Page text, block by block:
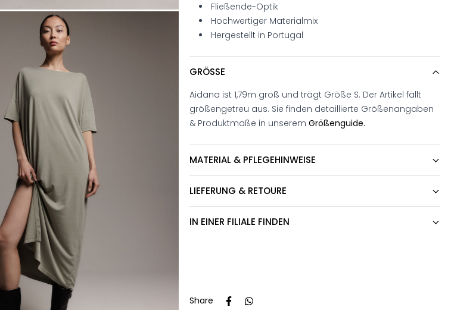
Fließende-Optik
Hochwertiger Materialmix
Hergestellt in Portugal
GRÖSSE
Aidana ist 1,79m groß und trägt Größe S. Der Artikel fällt
größengetreu aus. Sie finden detaillierte Größenangaben
& Produktmaße in unseremGrößenguide.
MATERIAL & PFLEGEHINWEISE
LIEFERUNG & RETOURE
IN EINER FILIALE FINDEN
Share